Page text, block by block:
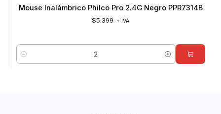
Mouse Inalámbrico Philco Pro 2.4G Negro PPR7314B
$5.399 + IVA
Cantidad